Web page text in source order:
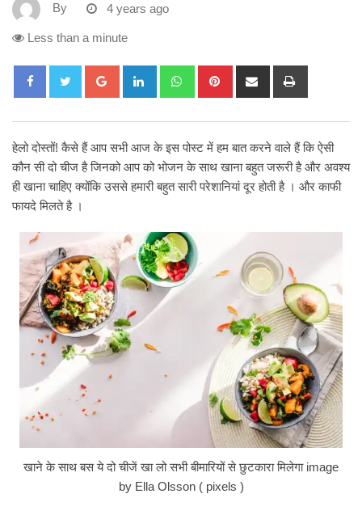
By 4 years ago
Less than a minute
Google+ LinkedIn WhatsappPinterest Share
हेलो दोस्तों! कैसे हैं आप सभी आज के इस पोस्ट में हम बात करने वाले हैं कि ऐसी
कौन सी दो चीज है जिनको आप को भोजन के साथ खाना बहुत जरूरी है और अवश्य
ही खाना चाहिए क्योंकि उससे हमारी बहुत सारी परेशानियां दूर होती है । और काफी
फायदे मिलते है ।
खाने के साथ बस ये दो चीजें खा लो सभी बीमारियों से छुटकारा मिलेगा image
by Ella Olsson ( pixels )